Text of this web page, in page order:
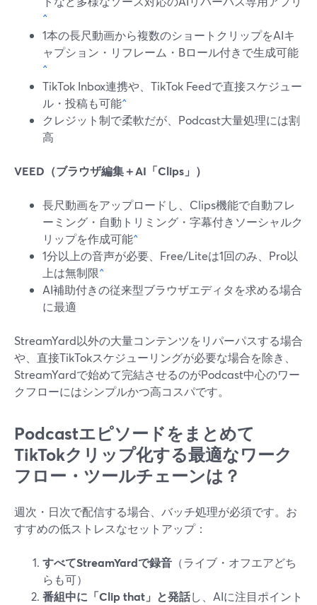
^
1本の長尺動画から複数のショートクリップをAIキ
ャプション・リフレーム・Bロール付きで生成可能
^
TikTok Inbox連携や、TikTok Feedで直接スケジュー
ル・投稿も可能^
クレジット制で柔軟だが、Podcast大量処理には割
高
VEED（ブラウザ編集＋AI「Clips」）
長尺動画をアップロードし、Clips機能で自動フレ
ーミング・自動トリミング・字幕付きソーシャルク
リップを作成可能^
1分以上の音声が必要、Free/Liteは1回のみ、Pro以
上は無制限^
AI補助付きの従来型ブラウザエディタを求める場合
に最適
StreamYard以外の大量コンテンツをリパーパスする場合
や、直接TikTokスケジューリングが必要な場合を除き、
StreamYardで始めて完結させるのがPodcast中心のワー
クフローにはシンプルかつ高コスパです。
Podcastエピソードをまとめて
TikTokクリップ化する最適なワーク
フロー・ツールチェーンは？
週次・日次で配信する場合、バッチ処理が必須です。お
すすめの低ストレスなセットアップ：
すべてStreamYardで録音 （ライブ・オフエアどち
らも可）
番組中に「Clip that」と発話し、AIに注目ポイント